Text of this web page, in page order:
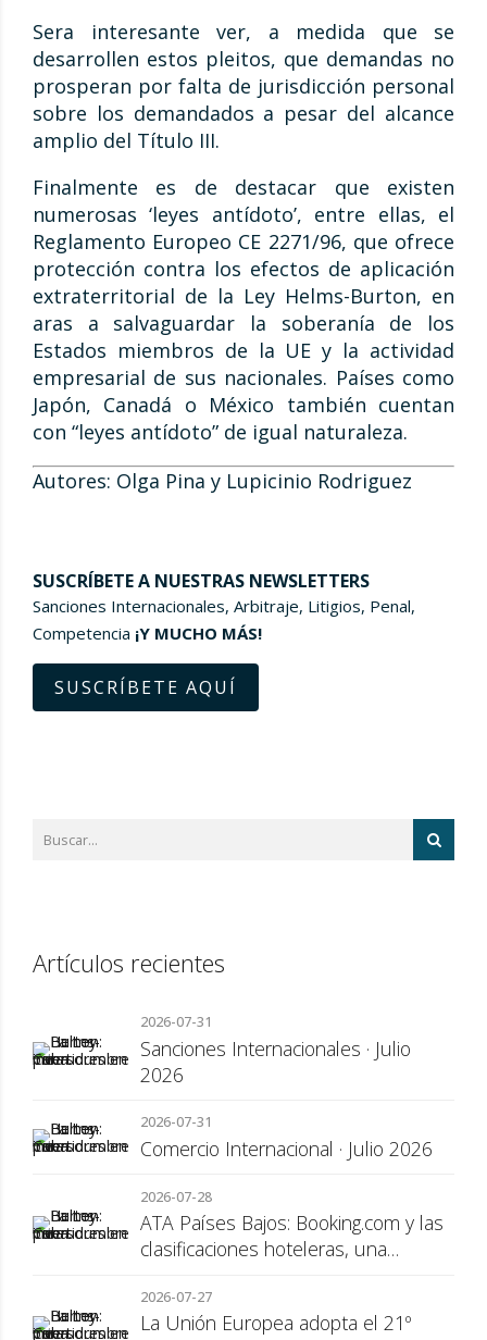
Sera interesante ver, a medida que se
desarrollen estos pleitos, que demandas no
prosperan por falta de jurisdicción personal
sobre los demandados a pesar del alcance
amplio del Título III.
Finalmente es de destacar que existen
numerosas ‘leyes antídoto’, entre ellas, el
Reglamento Europeo CE 2271/96, que ofrece
protección contra los efectos de aplicación
extraterritorial de la Ley Helms-Burton, en
aras a salvaguardar la soberanía de los
Estados miembros de la UE y la actividad
empresarial de sus nacionales. Países como
Japón, Canadá o México también cuentan
con “leyes antídoto” de igual naturaleza.
Autores: Olga Pina y Lupicinio Rodriguez
SUSCRÍBETE A NUESTRAS NEWSLETTERS
Sanciones Internacionales, Arbitraje, Litigios, Penal,
Competencia ¡Y MUCHO MÁS!
SUSCRÍBETE AQUÍ
Artículos recientes
2026-07-31
Sanciones Internacionales · Julio
2026
2026-07-31
Comercio Internacional · Julio 2026
2026-07-28
ATA Países Bajos: Booking.com y las
clasificaciones hoteleras, una
consumidor
2026-07-27
La Unión Europea adopta el 21º